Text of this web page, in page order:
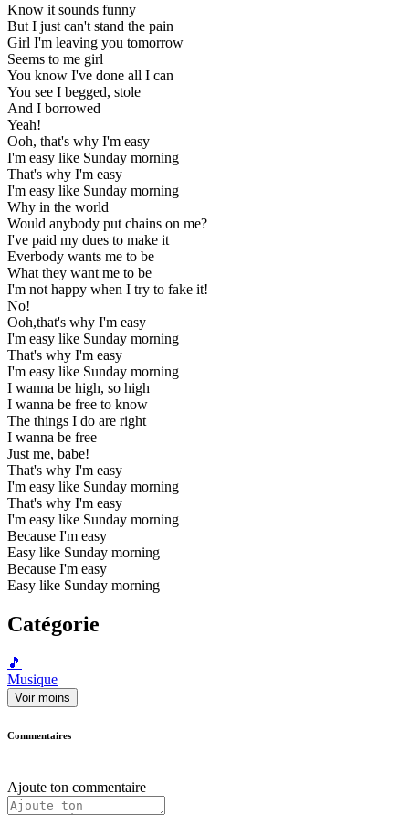
Know it sounds funny
But I just can't stand the pain
Girl I'm leaving you tomorrow
Seems to me girl
You know I've done all I can
You see I begged, stole
And I borrowed
Yeah!
Ooh, that's why I'm easy
I'm easy like Sunday morning
That's why I'm easy
I'm easy like Sunday morning
Why in the world
Would anybody put chains on me?
I've paid my dues to make it
Everbody wants me to be
What they want me to be
I'm not happy when I try to fake it!
No!
Ooh,that's why I'm easy
I'm easy like Sunday morning
That's why I'm easy
I'm easy like Sunday morning
I wanna be high, so high
I wanna be free to know
The things I do are right
I wanna be free
Just me, babe!
That's why I'm easy
I'm easy like Sunday morning
That's why I'm easy
I'm easy like Sunday morning
Because I'm easy
Easy like Sunday morning
Because I'm easy
Easy like Sunday morning
Catégorie
🎵
Musique
Voir moins
Commentaires
Ajoute ton commentaire